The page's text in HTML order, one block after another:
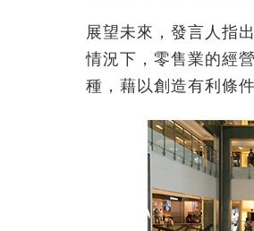
展望未來，發言人指
情況下，零售業的經
種，藉以創造有利條